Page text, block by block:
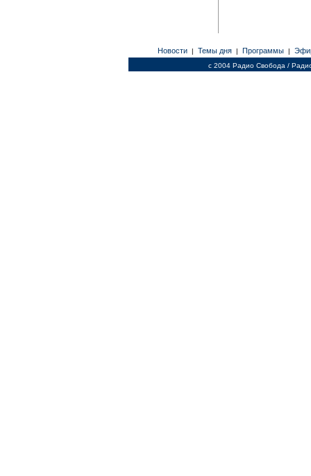
Новости | Темы дня | Программы |
c 2004 Радио Свобода /